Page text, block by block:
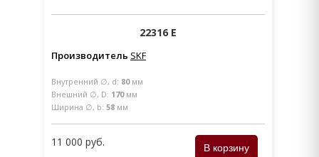
22316 E
Производитель SKF
Внутренний ∅, d: 80мм
Внешний ∅, D: 170мм
Ширина ∅, b: 58 мм
11 000 руб.